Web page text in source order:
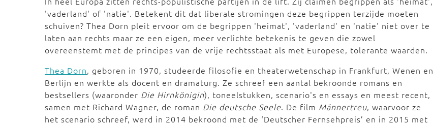
'vaderland' of 'natie'. Betekent dit dat liberale stromingen deze begrippen terzijde moeten
schuiven? Thea Dorn pleit ervoor om de begrippen 'heimat', 'vaderland' en 'natie' niet over te
laten aan rechts maar ze een eigen, meer verlichte betekenis te geven die zowel
overeenstemt met de principes van de vrije rechtsstaat als met Europese, tolerante waarden.
Thea Dorn, geboren in 1970, studeerde filosofie en theaterwetenschap in Frankfurt, Wenen en
Berlijn en werkte als docent en dramaturg. Ze schreef een aantal bekroonde romans en
bestsellers (waaronder Die Hirnkönigin), toneelstukken, scenario's en essays en meest recent,
samen met Richard Wagner, de roman Die deutsche Seele. De film Männertreu, waarvoor ze
het scenario schreef, werd in 2014 bekroond met de ‘Deutscher Fernsehpreis’ en in 2015 met